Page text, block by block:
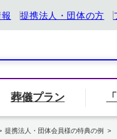
提携法人・団体の方
儀場一覧から探す
葬儀プラン
ティアの会」のご案内ペー
の方 家族葬につ
『トータル・ライフ・デ
提携法人・団体会員様の特典の例